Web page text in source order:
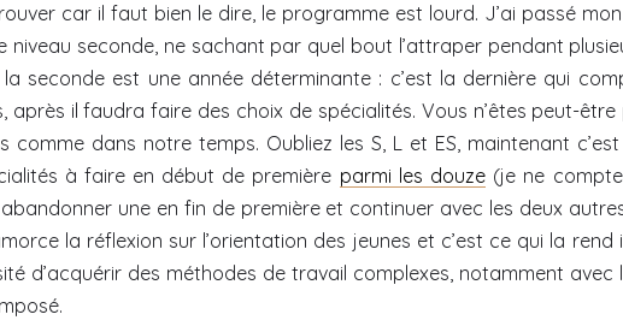
car il faut bien le dire, le programme est lourd. J’ai passé
niveau seconde, ne sachant par quel bout l’attraper pendant
seconde est une année déterminante : c’est la dernière qui
après il faudra faire des choix de spécialités. Vous n’êtes peut-
comme dans notre temps. Oubliez les S, L et ES, maintenant
à faire en début de première parmi les douze (je ne
une en fin de première et continuer avec les deux
la réflexion sur l’orientation des jeunes et c’est ce qui la rend
d’acquérir des méthodes de travail complexes, notamment